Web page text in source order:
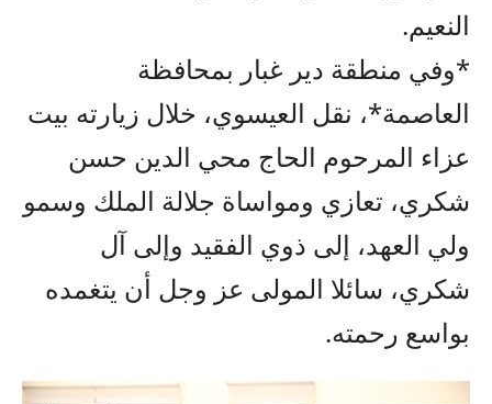
النعيم.
*وفي منطقة دير غبار بمحافظة
العاصمة*، نقل العيسوي، خلال زيارته بيت
عزاء المرحوم الحاج محي الدين حسن
شكري، تعازي ومواساة جلالة الملك وسمو
ولي العهد، إلى ذوي الفقيد وإلى آل
شكري، سائلا المولى عز وجل أن يتغمده
بواسع رحمته.